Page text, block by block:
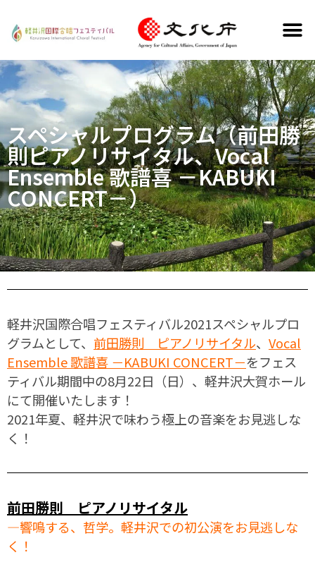
スペシャルプログラム（前田勝
則ピアノリサイタル、Vocal
Ensemble 歌譜喜 －KABUKI
CONCERT－）
軽井沢国際合唱フェスティバル2021スペシャルプロ
グラムとして、 前田勝則 ピアノリサイタル、 Vocal
Ensemble 歌譜喜 －KABUKI CONCERT－をフェス
ティバル期間中の8月22日（日）、軽井沢大賀ホール
にて開催いたします！
2021年夏、軽井沢で味わう極上の音楽をお見逃しな
く！
前田勝則 ピアノリサイタル
―響鳴する、哲学。軽井沢での初公演をお見逃しな
く！